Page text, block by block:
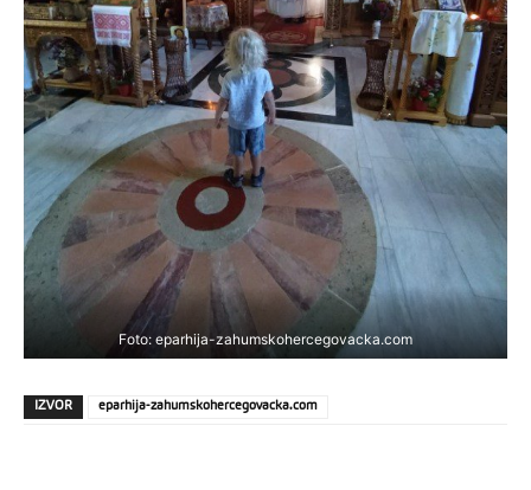
Foto: eparhija-zahumskohercegovacka.com
IZVOR eparhija-zahumskohercegovacka.com